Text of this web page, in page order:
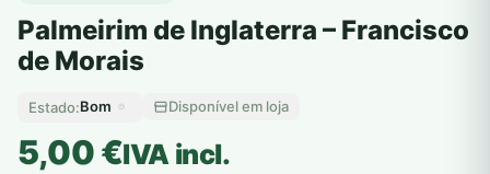
Palmeirim de Inglaterra – Francisco
de Morais
Estado:Bom Disponível em loja
5,00€IVA incl.